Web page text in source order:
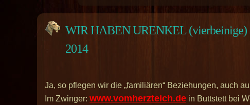
WIR HABEN URENKEL
2014
Ja, so pflegen wir die „familiären“ Beziehungen, auch
Im Zwinger: www.vomherzteich.de in Buttstett bei